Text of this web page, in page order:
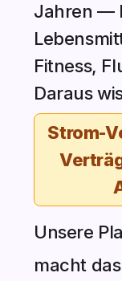
Jahren —
Fitness,
Daraus
Strom-
Unsere
macht